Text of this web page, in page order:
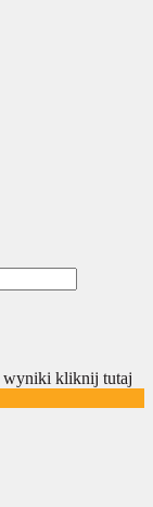
wyniki kliknij tutaj